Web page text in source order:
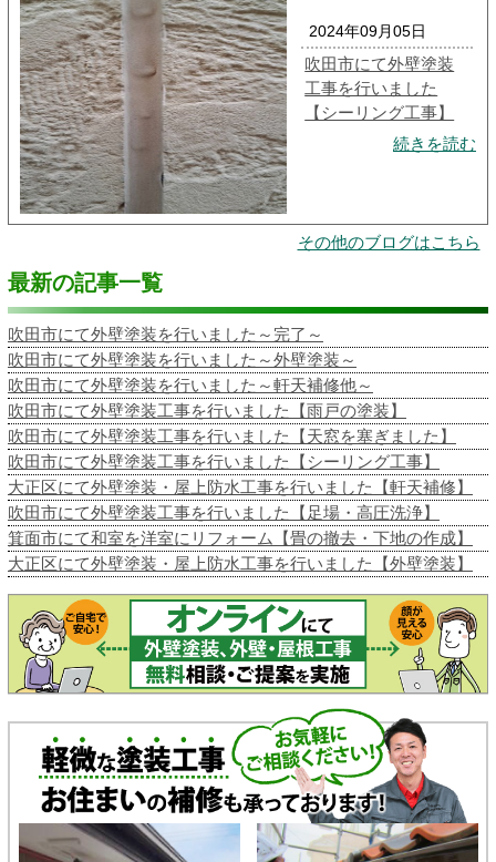
2024年09月05日
吹田市にて外壁塗装
工事を行いました
【シーリング工事】
続きを読む
その他のブログはこちら
最新の記事一覧
吹田市にて外壁塗装を行いました～完了～
吹田市にて外壁塗装を行いました～外壁塗装～
吹田市にて外壁塗装を行いました～軒天補修他～
吹田市にて外壁塗装工事を行いました【雨戸の塗装】
吹田市にて外壁塗装工事を行いました【天窓を塞ぎました】
吹田市にて外壁塗装工事を行いました【シーリング工事】
大正区にて外壁塗装・屋上防水工事を行いました【軒天補修】
吹田市にて外壁塗装工事を行いました【足場・高圧洗浄】
箕面市にて和室を洋室にリフォーム【畳の撤去・下地の作成】
大正区にて外壁塗装・屋上防水工事を行いました【外壁塗装】